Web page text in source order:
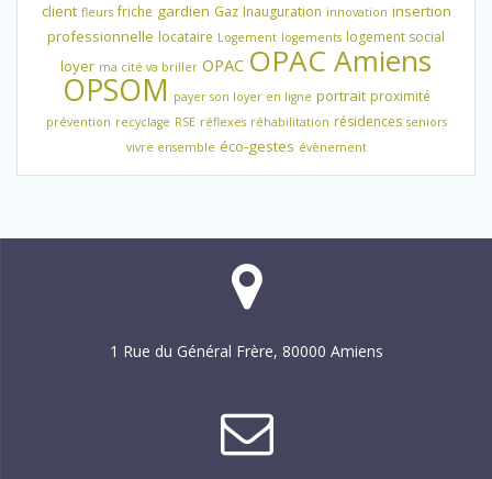
client fleurs friche gardien Gaz Inauguration innovation insertion
professionnelle locataire Logement logements logement social
loyer ma cité va briller OPAC OPAC Amiens
OPSOM payer son loyer en ligne portrait proximité
prévention recyclage RSE réflexes réhabilitation résidences seniors
vivre ensemble éco-gestes évènement
1 Rue du Général Frère, 80000 Amiens